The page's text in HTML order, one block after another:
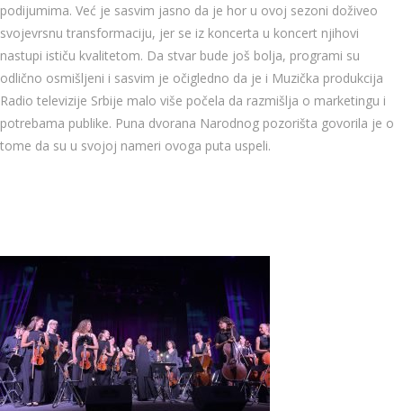
podijumima. Već je sasvim jasno da je hor u ovoj sezoni doživeo
svojevrsnu transformaciju, jer se iz koncerta u koncert njihovi
nastupi ističu kvalitetom. Da stvar bude još bolja, programi su
odlično osmišljeni i sasvim je očigledno da je i Muzička produkcija
Radio televizije Srbije malo više počela da razmišlja o marketingu i
potrebama publike. Puna dvorana Narodnog pozorišta govorila je o
tome da su u svojoj nameri ovoga puta uspeli.